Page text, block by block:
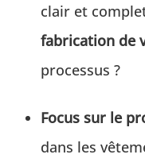
clair et
fabrication de
processus ?
Focus sur le
dans les